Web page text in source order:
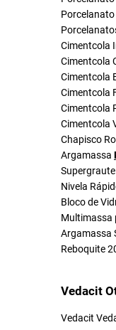
Porcelanato
Cimentcola
Cimentcola
Cimentcola
Cimentcola
Cimentcola
Cimentcola
Chapisco
Argamassa
Nivela
Bloco de
Multimassa
Argamassa
Reboquite
Vedacit
Vedacit